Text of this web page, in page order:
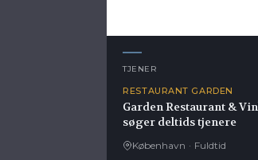
TJENER
RESTAURANT GARDEN
Garden Restaurant &
søger deltids tjenere
København · Fuldtid